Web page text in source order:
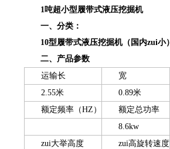
1吨超小型履带式液压挖掘机
一、分类：
10型履带式液压挖掘机（国内zui小）
二、产品参数
运输长
宽
2.55米
0.89米
额定频率（HZ）
额定总功率
8.6kw
zui大举高度
zui高旋转速度